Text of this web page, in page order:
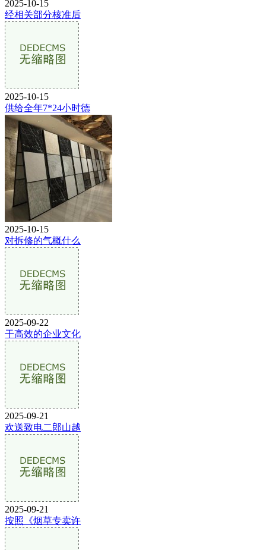
2025-10-15
经相关部分核准后
2025-10-15
供给全年7*24小时德
2025-10-15
对拆修的气概什么
2025-09-22
干高效的企业文化
2025-09-21
欢送致电二郎山越
2025-09-21
按照《烟草专卖许